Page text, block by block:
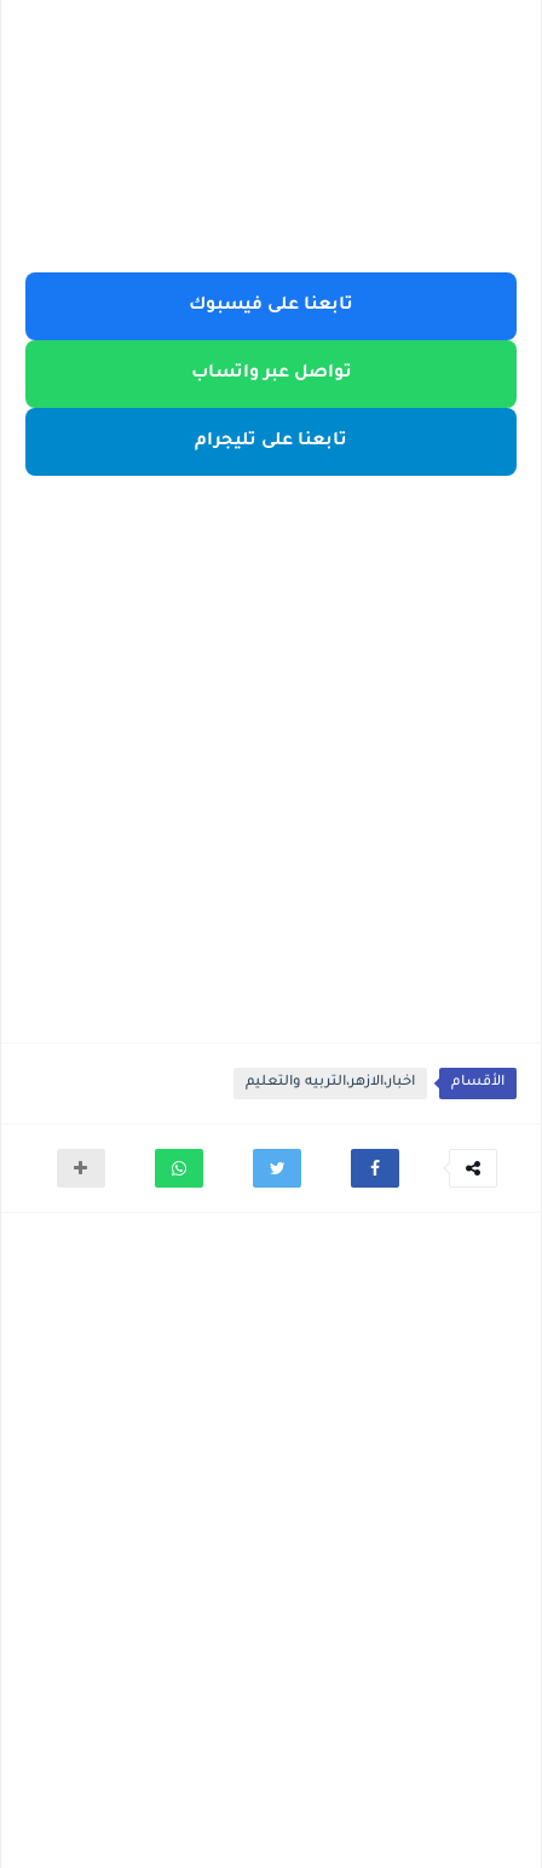
تابعنا على فيسبوك
تواصل عبر واتساب
تابعنا على تليجرام
الأقسام اخبار،الازهر،التربيه والتعليم